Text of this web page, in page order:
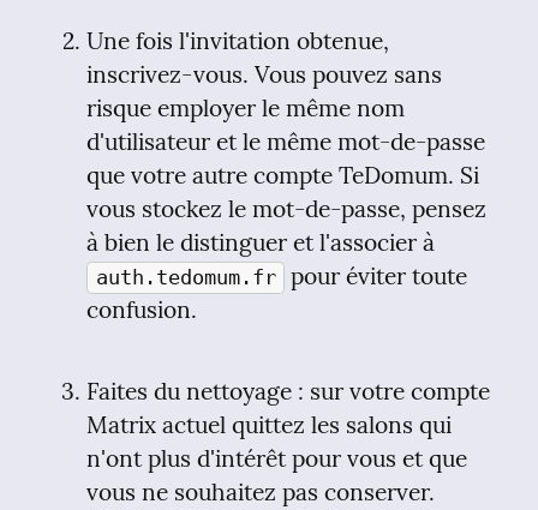
Une fois l'invitation obtenue,
inscrivez-vous. Vous pouvez sans
risque employer le même nom
d'utilisateur et le même mot-de-passe
que votre autre compte TeDomum. Si
vous stockez le mot-de-passe, pensez
auth.tedomum.fr
pour éviter toute
confusion.
Faites du nettoyage : sur votre compte
Matrix actuel quittez les salons qui
n'ont plus d'intérêt pour vous et que
vous ne souhaitez pas conserver.